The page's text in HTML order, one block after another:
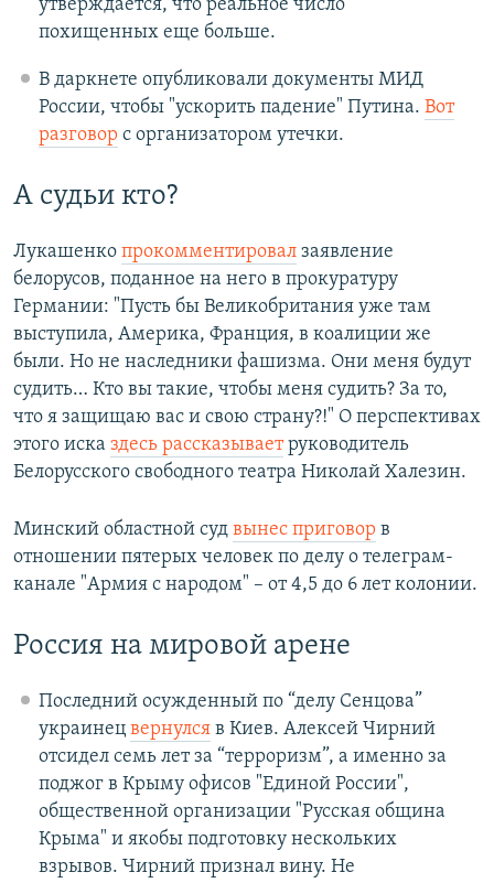
утверждается, что реальное число
похищенных еще больше.
В даркнете опубликовали документы МИД
России, чтобы "ускорить падение" Путина. Вот
разговор с организатором утечки.
А судьи кто?
Лукашенко прокомментировал заявление
белорусов, поданное на него в прокуратуру
Германии: "Пусть бы Великобритания уже там
выступила, Америка, Франция, в коалиции же
были. Но не наследники фашизма. Они меня будут
судить… Кто вы такие, чтобы меня судить? За то,
что я защищаю вас и свою страну?!" О перспективах
этого иска здесь рассказываетруководитель
Белорусского свободного театра Николай Халезин.
Минский областной суд вынес приговор в
отношении пятерых человек по делу о телеграм-
канале "Армия с народом" – от 4,5 до 6 лет колонии.
Россия на мировой арене
Последний осужденный по “делу Сенцова”
украинец вернулсяв Киев. Алексей Чирний
отсидел семь лет за “терроризм”, а именно за
поджог в Крыму офисов "Единой России",
общественной организации "Русская община
Крыма" и якобы подготовку нескольких
взрывов. Чирний признал вину. Не